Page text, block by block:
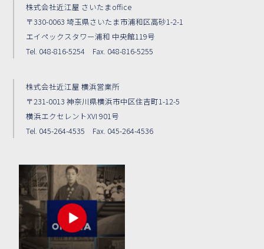
株式会社近江屋 さいたまoffice
〒330-0063 埼玉県さいたま市浦和区高砂1-2-1
エイペックスタワー浦和 中央館119号
Tel. 048-816-5254 Fax. 048-816-5255
株式会社近江屋 横浜営業所
〒231-0013 神奈川県横浜市中区住吉町1-12-5
横浜エクセレントXVI 901号
Tel. 045-264-4535 Fax. 045-264-4536